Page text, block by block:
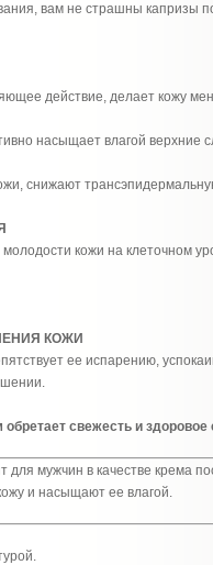
вам не страшны капризы
действие, делает кожу
насыщает влагой верхние
снижают
кожи на клеточном
КОЖИ
ее испарению,
свежесть и здоровое
мужчин в качестве крема
и насыщают ее влагой.